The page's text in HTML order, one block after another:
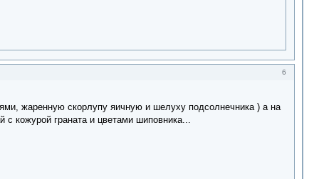
6
жаренную скорлупу яичную и шелуху подсолнечника ) а на
кожурой граната и цветами шиповника...